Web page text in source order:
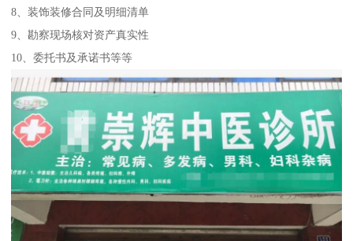
8、装饰装修合同及明细清单
9、勘察现场核对资产真实性
10、委托书及承诺书等等